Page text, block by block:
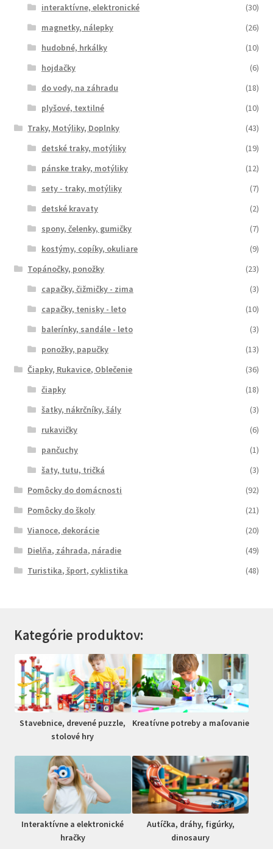
interaktívne, elektronické
(30)
magnetky, nálepky
(26)
hudobné, hrkálky
(10)
hojdačky
(6)
do vody, na záhradu
(18)
plyšové, textilné
(10)
Traky, Motýliky, Doplnky
(43)
detské traky, motýliky
(19)
pánske traky, motýliky
(12)
sety - traky, motýliky
(7)
detské kravaty
(2)
spony, čelenky, gumičky
(7)
kostýmy, copíky, okuliare
(9)
Topánočky, ponožky
(23)
capačky, čižmičky - zima
(3)
capačky, tenisky - leto
(10)
balerínky, sandále - leto
(3)
ponožky, papučky
(13)
Čiapky, Rukavice, Oblečenie
(36)
čiapky
(18)
šatky, nákrčníky, šály
(3)
rukavičky
(6)
pančuchy
(1)
šaty, tutu, tričká
(3)
Pomôcky do domácnosti
(92)
Pomôcky do školy
(21)
Vianoce, dekorácie
(20)
Dielňa, záhrada, náradie
(49)
Turistika, šport, cyklistika
(48)
Kategórie produktov:
Stavebnice, drevené puzzle,
stolové hry
Kreatívne potreby a maľovanie
Interaktívne a elektronické
hračky
Autíčka, dráhy, figúrky,
dinosaury